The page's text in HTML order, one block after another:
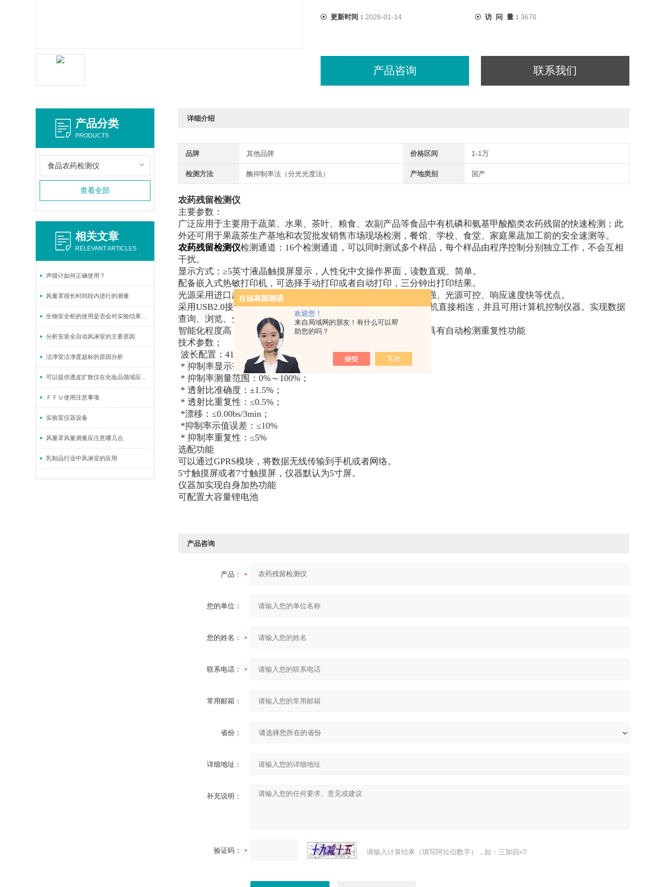
欢迎您！
来自局域网的朋友！有什么可以帮
助您的吗？
更新时间： 2026-01-14 访 问 量： 3670
产品咨询 联系我们
详细介绍
品牌 其他品牌 价格区间 1-1万
检测方法 酶抑制率法（分光光度法） 产地类别 国产
农药残留检测仪
主要参数：
广泛应用于主要用于蔬菜、水果、茶叶、粮食、农副产品等食品中有机磷和氨基甲酸酯类农药残留的快速检测；此
外还可用于果蔬茶生产基地和农贸批发销售市场现场检测，餐馆、学校、食堂、家庭果蔬加工前的安全速测等。
农药残留检测仪检测通道：16个检测通道，可以同时测试多个样品，每个样品由程序控制分别独立工作，不会互相
干扰。
显示方式：≥5英寸液晶触摸屏显示，人性化中文操作界面，读数直观、简单。
配备嵌入式热敏打印机，可选择手动打印或者自动打印，三分钟出打印结果。
光源采用进口超高亮发光二极管，具有低功耗、高精度、稳定性强、光源可控、响应速度快等优点。
采用USB2.0接口设计，方便数据的存贮和移动，并可随时与计算机直接相连，并且可用计算机控制仪器。实现数据
查询、浏览、分析、统计、打印等。
智能化程度高，仪器具有自检功能：具有开机自检和调零功能，具有自动检测重复性功能
技术参数；
波长配置：410nm；
* 抑制率显示范围：0%～100%；
* 抑制率测量范围：0%～100%；
* 透射比准确度：±1.5%；
* 透射比重复性：≤0.5%；
*漂移：≤0.00bs/3min；
*抑制率示值误差：≤10%
* 抑制率重复性：≤5%
选配功能
可以通过GPRS模块，将数据无线传输到手机或者网络。
5寸触摸屏或者7寸触摸屏，仪器默认为5寸屏。
仪器加实现自身加热功能
可配置大容量锂电池
产品咨询
产品：
您的单位：
您的姓名：
联系电话：
常用邮箱：
省份：
详细地址：
补充说明：
验证码： 请输入计算结果（填写阿拉伯数字），如：三加四=7
产品分类
PRODUCTS
食品农药检测仪
查看全部
相关文章
RELEVANT ARTICLES
声级计如何正确使用？
风量罩很长时间段内进行的测量
生物安全柜的使用是否会对实验结果产生影响？如何避免影响？
分析安装全自动风淋室的主要原因
洁净室洁净度超标的原因分析
可以提供透皮扩散仪在化妆品领域应用的优势吗？
ＦＦＵ使用注意事项
实验室仪器设备
风量罩风量测量应注意哪几点
乳制品行业中风淋室的应用